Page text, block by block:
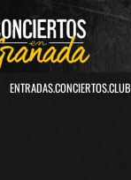
ENTRADAS.CONCIERTOS.CLUB